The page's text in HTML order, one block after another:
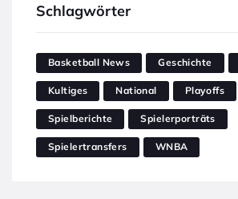
Schlagwörter
Basketball News Geschichte
Kultiges National Playoffs
Spielberichte Spielerporträts
Spielertransfers WNBA